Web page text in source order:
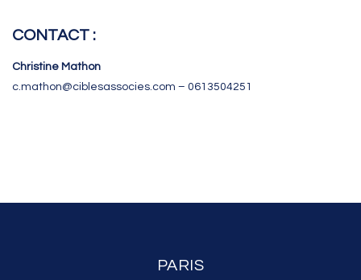
CONTACT :
Christine Mathon
c.mathon@ciblesassocies.com – 0613504251
PARIS